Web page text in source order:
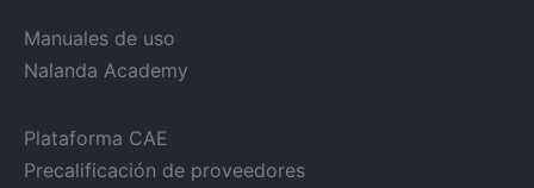
Manuales de uso
Nalanda Academy
Plataforma CAE
Precalificación de proveedores